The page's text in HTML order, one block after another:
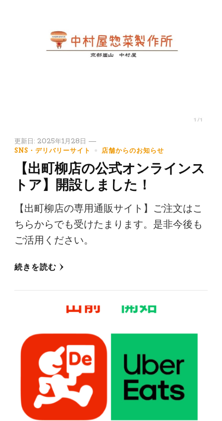
更新日: 2025年1月28日
SNS・デリバリーサイト
店舗からのお知らせ
【出町柳店の公式オンラインス
トア】開設しました！
【出町柳店の専用通販サイト】ご注文はこ
ちらからでも受けたまります。是非今後も
ご活用ください。
続きを読む